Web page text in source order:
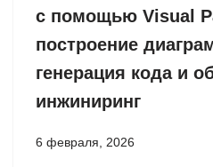
с помощью Visual
построение
генерация кода и
инжиниринг
6 февраля, 2026